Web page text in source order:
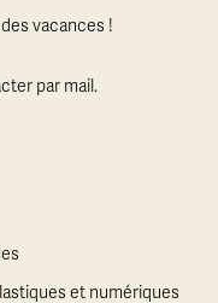
vacances !
par mail.
et numériques